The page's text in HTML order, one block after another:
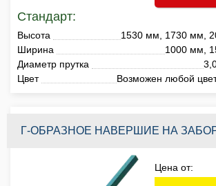
Стандарт:
Высота
1530 мм, 1730 мм,
Ширина
1000 мм,
Диаметр прутка
Цвет
Возможен любой
Г-ОБРАЗНОЕ НАВЕРШИЕ НА
Цена от: